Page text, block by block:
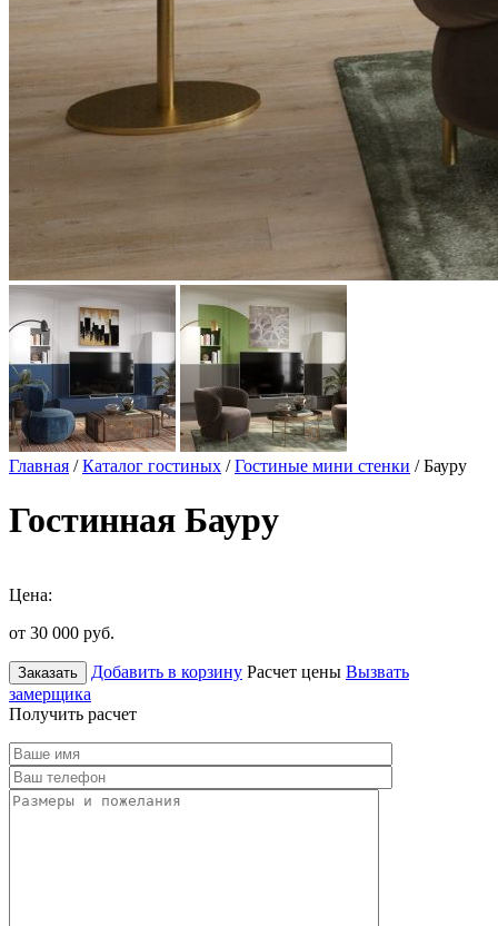
Главная /Каталог гостиных /Гостиные мини стенки / Бауру
Гостинная Бауру
Цена:
от 30 000 руб.
Заказать Добавить в корзину Расчет цены Вызвать
замерщика
Получить расчет